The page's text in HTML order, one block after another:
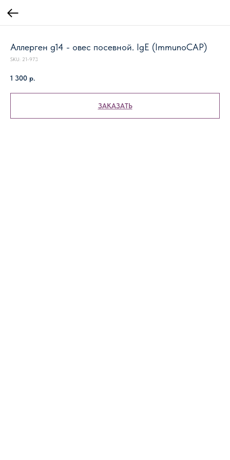
Аллерген g14 - овес посевной. IgE (ImmunoCAP)
SKU: 21-973
1 300 р.
ЗАКАЗАТЬ